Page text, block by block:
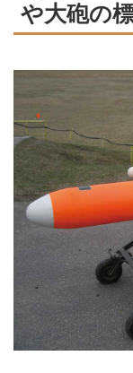
や大砲の